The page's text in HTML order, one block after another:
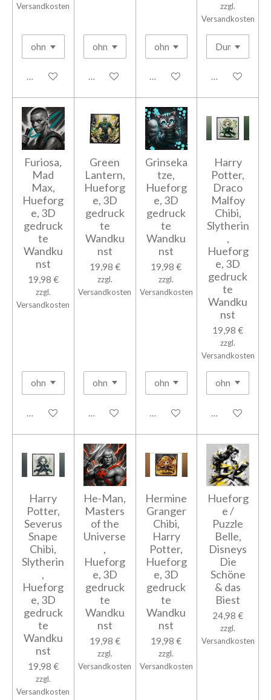
Versandkosten
In den WarenkorbIn den WarenkorbIn den Warenkorb
zzgl.
Versandkosten
In den
Furiosa,
Mad
Max,
Hueforg
e, 3D
gedruck
te
Wandku
nst
19,98 €
zzgl.
Versandkosten
In den Warenkorb
Green
Lantern,
Hueforg
e, 3D
gedruck
te
Wandku
nst
19,98 €
zzgl.
Versandkosten
In den Warenkorb
Grinseka
tze,
Hueforg
e, 3D
gedruck
te
Wandku
nst
19,98 €
zzgl.
Versandkosten
In den Warenkorb
Harry
Potter,
Draco
Malfoy
Chibi,
Slytherin
,
Hueforg
e, 3D
gedruck
te
Wandku
nst
19,98 €
zzgl.
Versandkosten
In den
Harry
Potter,
Severus
Snape
Chibi,
Slytherin
,
Hueforg
e, 3D
gedruck
te
Wandku
nst
19,98 €
zzgl.
Versandkosten
He-Man,
Masters
of the
Universe
,
Hueforg
e, 3D
gedruck
te
Wandku
nst
19,98 €
zzgl.
Versandkosten
Hermine
Granger
Chibi,
Harry
Potter,
Hueforg
e, 3D
gedruck
te
Wandku
nst
19,98 €
zzgl.
Versandkosten
Hueforg
e /
Puzzle
Belle,
Disneys
Die
Schöne
& das
Biest
24,98 €
zzgl.
Versandkosten